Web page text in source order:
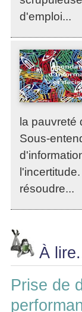
d'emploi...
la pauvreté
Sous-
résoudre...
À
Prise de